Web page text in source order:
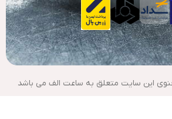
این سایت متعلق به ساعت الف می باشد